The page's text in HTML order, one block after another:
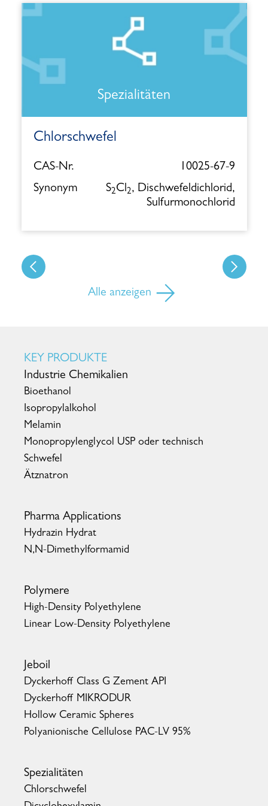
Spezialitäten
Chlorschwefel
CAS-Nr.
10025-67-9
Synonym
S2Cl2, Dischwefeldichlorid,
Sulfurmonochlorid
Alle anzeigen
KEY PRODUKTE
Industrie Chemikalien
Bioethanol
Isopropylalkohol
Melamin
Monopropylenglycol USP oder technisch
Schwefel
Ätznatron
Pharma Applications
Hydrazin Hydrat
N,N-Dimethylformamid
Polymere
High-Density Polyethylene
Linear Low-Density Polyethylene
Jeboil
Dyckerhoff Class G Zement API
Dyckerhoff MIKRODUR
Hollow Ceramic Spheres
Polyanionische Cellulose PAC-LV 95%
Spezialitäten
Chlorschwefel